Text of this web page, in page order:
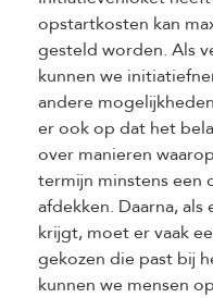
opstartkosten kan
gesteld worden. Als
kunnen we
andere
er ook op dat het
over manieren
termijn minstens een
afdekken. Daarna,
krijgt, moet er vaak
gekozen die past bij
kunnen we mensen